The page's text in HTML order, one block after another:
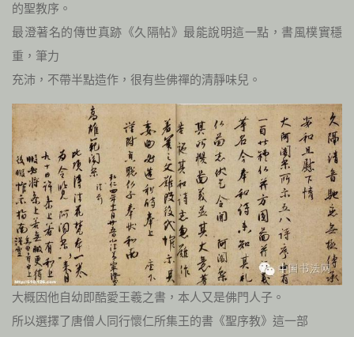
的聖教序。
最澄著名的傳世真跡《久隔帖》最能說明這一點，書風樸實穩
重，筆力
充沛，不帶半點造作，很有些佛禪的清靜味兒。
大概因他自幼即酷愛王羲之書，本人又是佛門人子。
所以選擇了唐僧人同行懷仁所集王的書《聖序教》這一部